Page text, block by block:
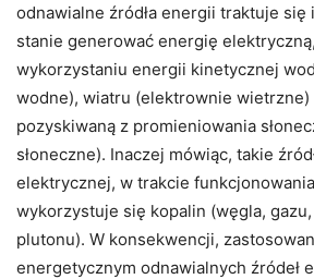
odnawialne źródła energii traktuje się
stanie generować energię
wykorzystaniu energii kinetycznej
wodne), wiatru (elektrownie
pozyskiwaną z promieniowania
słoneczne). Inaczej mówiąc, takie
elektrycznej, w trakcie
wykorzystuje się kopalin (węgla,
plutonu). W konsekwencji,
energetycznym odnawialnych źródeł